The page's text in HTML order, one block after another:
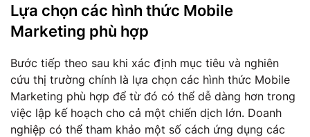
Lựa chọn các hình thức Mobile
Marketing phù hợp
Bước tiếp theo sau khi xác định mục tiêu và nghiên
cứu thị trường chính là lựa chọn các hình thức Mobile
Marketing phù hợp để từ đó có thể dễ dàng hơn trong
việc lập kế hoạch cho cả một chiến dịch lớn. Doanh
nghiệp có thể tham khảo một số cách ứng dụng các